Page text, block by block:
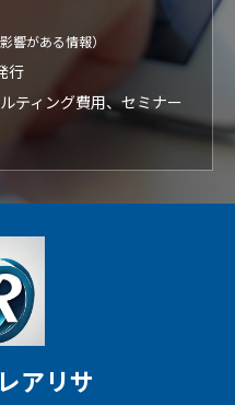
響がある情報）
行
ティング費用、セミナー
アリサ